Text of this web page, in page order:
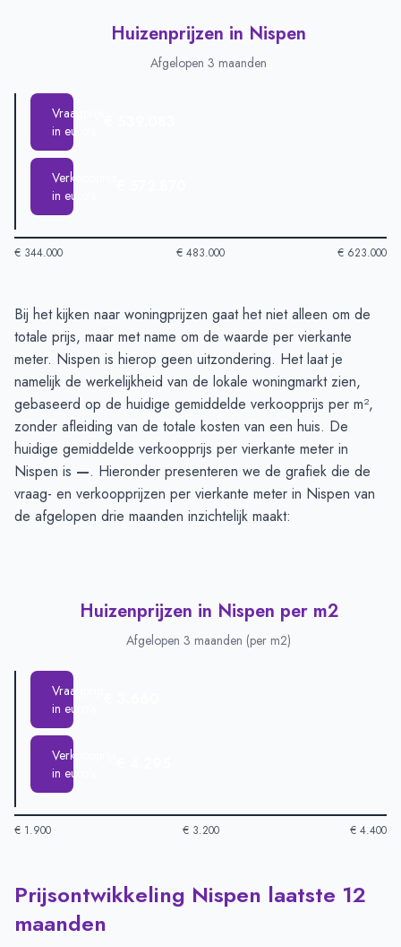
Huizenprijzen in Nispen
Afgelopen 3 maanden
Vraagprijs
in euro's
Verkoopprijs
in euro's
€ 344.000 € 483.000 € 623.000
Huizenprijzen in Nispen-Afgelopen 3 maanden
Type
Bedrag
Vraagprijs in euro's
€ 539.083
Verkoopprijs in euro's
€ 572.870
Bij het kijken naar woningprijzen gaat het niet alleen om de
totale prijs, maar met name om de waarde per vierkante
meter. Nispen is hierop geen uitzondering. Het laat je
namelijk de werkelijkheid van de lokale woningmarkt zien,
gebaseerd op de huidige gemiddelde verkoopprijs per m²,
zonder afleiding van de totale kosten van een huis. De
huidige gemiddelde verkoopprijs per vierkante meter in
Nispen is —. Hieronder presenteren we de grafiek die de
vraag- en verkoopprijzen per vierkante meter in Nispen van
de afgelopen drie maanden inzichtelijk maakt:
Huizenprijzen in Nispen per m2
Afgelopen 3 maanden (per m2)
Vraagprijs
in euro's
Verkoopprijs
in euro's
€ 1.900 € 3.200 € 4.400
Huizenprijzen in Nispen per m2-Afgelopen 3 maanden (per
Type
Vraagprijs in euro's
Prijsontwikkeling Nispen laatste 12
maanden